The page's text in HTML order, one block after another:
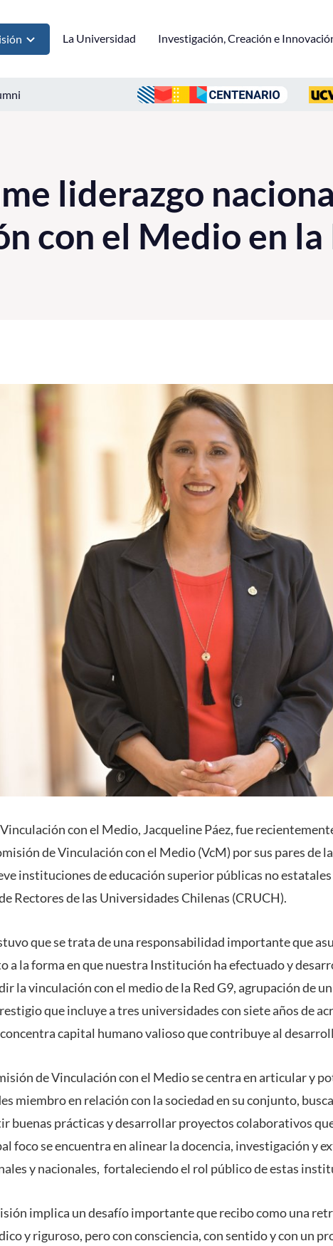
La Universidad Investigación, Creación e
liderazgo
con el Medio en la
con el Medio, Jacqueline Páez, fue
de Vinculación con el Medio (VcM) por sus pares de
instituciones de educación superior públicas no
Rectores de las Universidades Chilenas (CRUCH).
que se trata de una responsabilidad importante que
a la forma en que nuestra Institución ha efectuado y
la vinculación con el medio de la Red G9, agrupación de
que incluye a tres universidades con siete años de
capital humano valioso que contribuye al
de Vinculación con el Medio se centra en articular y
miembro en relación con la sociedad en su conjunto,
buenas prácticas y desarrollar proyectos colaborativos
foco se encuentra en alinear la docencia, investigación y
y nacionales, fortaleciendo el rol público de estas
implica un desafío importante que recibo como una
y riguroso, pero con consciencia, con sentido y con un